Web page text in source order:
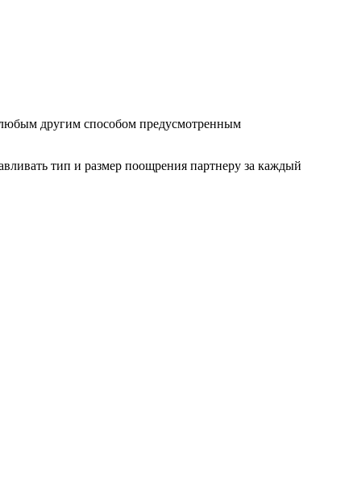
любым другим способом предусмотренным
тип и размер поощрения партнеру за каждый